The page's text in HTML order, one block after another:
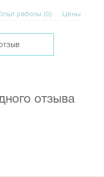
работы (0) Цены
отзыва